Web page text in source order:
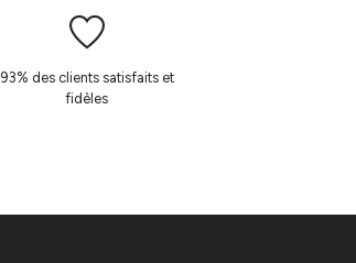
93% des clients satisfaits et
fidèles